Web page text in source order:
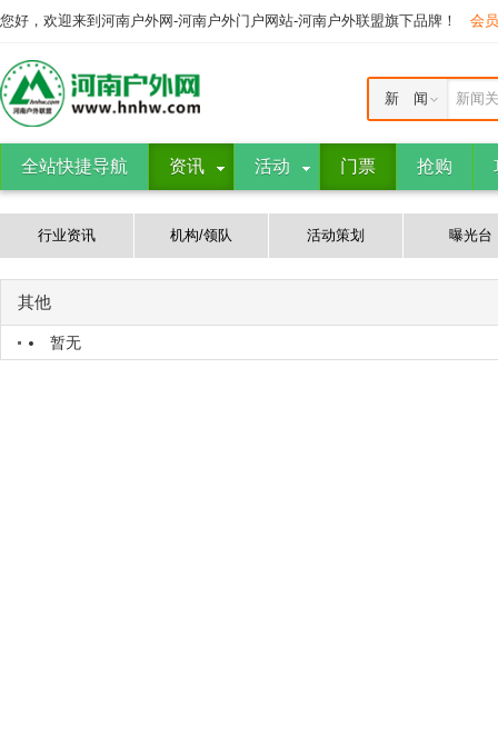
您好，欢迎来到河南户外网-河南户外门户网站-河南户外联盟旗下品牌！ 会
新闻
新 闻
全站快捷导航 资讯 活动 门票 抢购
行业资讯 机构/领队 活动策划 曝光台
其他
暂无